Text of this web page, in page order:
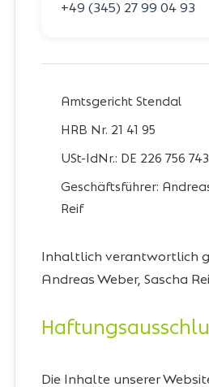
+49 (345) 27 99 04 93
Amtsgericht Stendal
HRB Nr. 21 41 95
USt-IdNr.: DE 226 756 743
Geschäftsführer:
Reif
Inhaltlich verantwortlich
Andreas Weber, Sascha
Die Inhalte unserer